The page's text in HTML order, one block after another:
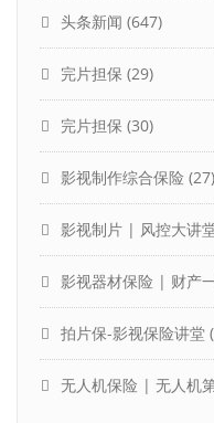
头条新闻 (647)
完片担保 (29)
完片担保 (30)
影视制作综合保险 (27)
影视制片 | 风控大讲
影视器材保险 | 财产
拍片保-影视保险讲堂
无人机保险 | 无人机